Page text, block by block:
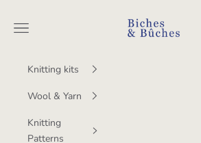
BichesetBuches
Navigation menu
Knitting kits
Wool & Yarn
Knitting
Patterns